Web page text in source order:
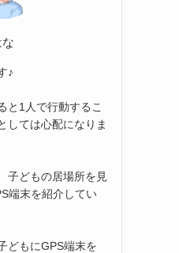
な
♪
と1人で行動するこ
しては心配になりま
子どもの居場所を見
端末を紹介してい
どもにGPS端末を